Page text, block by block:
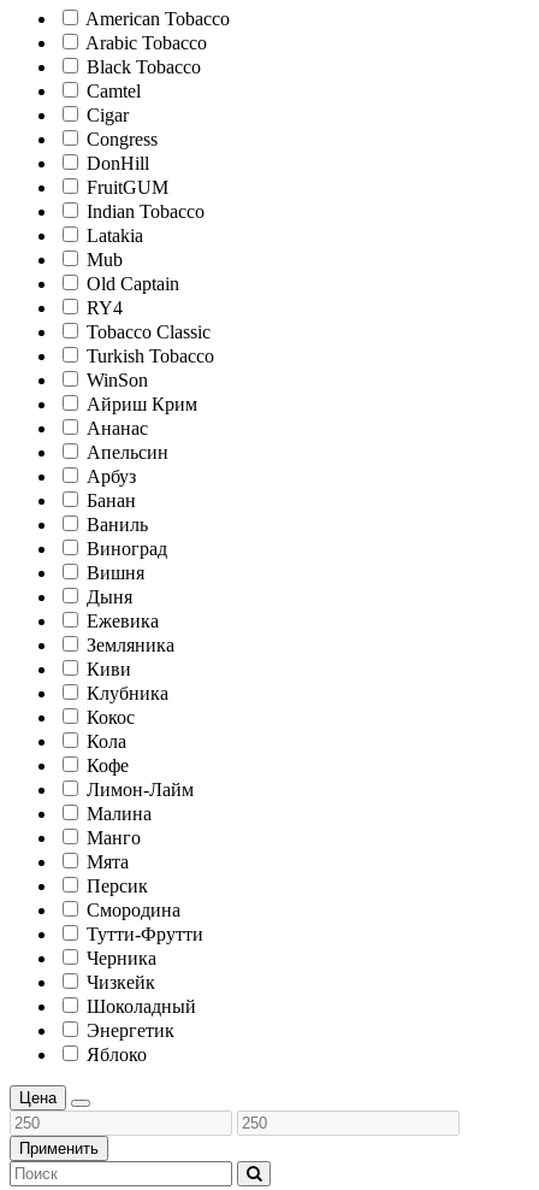
American Tobacco
Arabic Tobacco
Black Tobacco
Camtel
Cigar
Congress
DonHill
FruitGUM
Indian Tobacco
Latakia
Mub
Old Captain
RY4
Tobacco Classic
Turkish Tobacco
WinSon
Айриш Крим
Ананас
Апельсин
Арбуз
Банан
Ваниль
Виноград
Вишня
Дыня
Ежевика
Земляника
Киви
Клубника
Кокос
Кола
Кофе
Лимон-Лайм
Малина
Манго
Мята
Персик
Смородина
Тутти-Фрутти
Черника
Чизкейк
Шоколадный
Энергетик
Яблоко
Цена
Применить